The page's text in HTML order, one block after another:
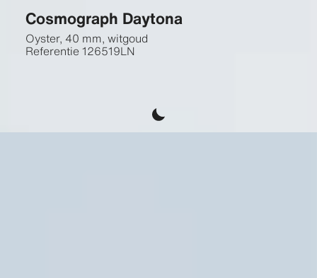
Cosmograph Daytona
Oyster, 40 mm, witgoud
Referentie126519LN